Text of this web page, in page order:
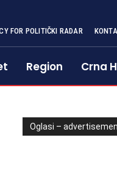
FOR POLITIČKI RADAR
Region Crna
Oglasi –